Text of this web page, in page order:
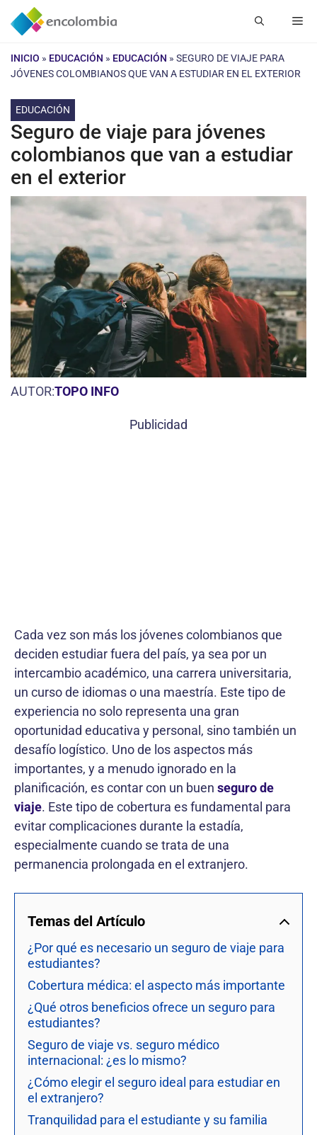
Saltar
INICIO » EDUCACIÓN » EDUCACIÓN » SEGURO DE VIAJE PARA
JÓVENES COLOMBIANOS QUE VAN A ESTUDIAR EN EL EXTERIOR
EDUCACIÓN
Seguro de viaje para jóvenes
colombianos que van a estudiar
en el exterior
AUTOR:TOPO INFO
Publicidad
Cada vez son más los jóvenes colombianos que
deciden estudiar fuera del país, ya sea por un
intercambio académico, una carrera universitaria,
un curso de idiomas o una maestría. Este tipo de
experiencia no solo representa una gran
oportunidad educativa y personal, sino también un
desafío logístico. Uno de los aspectos más
importantes, y a menudo ignorado en la
planificación, es contar con un buen seguro de
viaje. Este tipo de cobertura es fundamental para
evitar complicaciones durante la estadía,
especialmente cuando se trata de una
permanencia prolongada en el extranjero.
Temas del Artículo
¿Por qué es necesario un seguro de viaje para
estudiantes?
Cobertura médica: el aspecto más importante
¿Qué otros beneficios ofrece un seguro para
estudiantes?
Seguro de viaje vs. seguro médico
internacional: ¿es lo mismo?
¿Cómo elegir el seguro ideal para estudiar en
el extranjero?
Tranquilidad para el estudiante y su familia